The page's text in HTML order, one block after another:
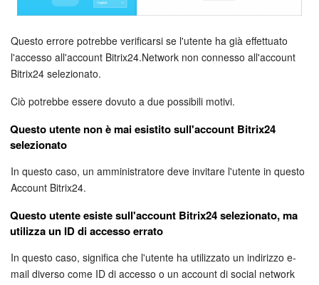
Bitrix24 Drive
Webmail
Gruppi di lavoro
Progetti IA
CRM
Prenotazione online
Contact Center
Questo errore potrebbe verificarsi se l'utente ha già effettuato
l'accesso all'account Bitrix24.Network non connesso all'account
Bitrix24 selezionato.
Ciò potrebbe essere dovuto a due possibili motivi.
Questo utente non è mai esistito sull'account Bitrix24
selezionato
In questo caso, un amministratore deve invitare l'utente in questo
Account Bitrix24.
Questo utente esiste sull'account Bitrix24 selezionato, ma
utilizza un ID di accesso errato
In questo caso, significa che l'utente ha utilizzato un indirizzo e-
mail diverso come ID di accesso o un account di social network